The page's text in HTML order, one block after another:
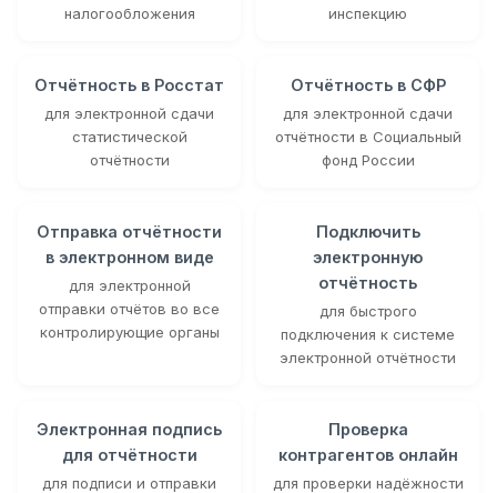
налогообложения
инспекцию
Отчётность в Росстат
для электронной сдачи
статистической
отчётности
Отчётность в СФР
для электронной сдачи
отчётности в Социальный
фонд России
Отправка отчётности
в электронном виде
для электронной
отправки отчётов во все
контролирующие органы
Подключить
электронную
отчётность
для быстрого
подключения к системе
электронной отчётности
Электронная подпись
для отчётности
для подписи и отправки
Проверка
контрагентов онлайн
для проверки надёжности